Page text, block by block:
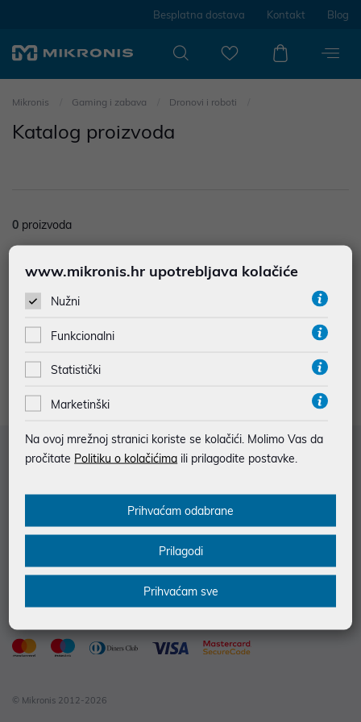
Besplatna dostava Kontakt Blog
Mikronis Gaming i zabava Dronovi i roboti
Katalog proizvoda
0 proizvoda
Nisu prodađeni rezultati u kategoriji
Filtriraj
proizvoda
Služba za korisnike
© Mikronis 2012-2026
www.mikronis.hr upotrebljava kolačiće
Nužni
Funkcionalni
Statistički
Marketinški
Na ovoj mrežnoj stranici koriste se kolačići. Molimo Vas da
pročitate Politiku o kolačićima ili prilagodite postavke.
Prihvaćam odabrane
Prilagodi
Prihvaćam sve